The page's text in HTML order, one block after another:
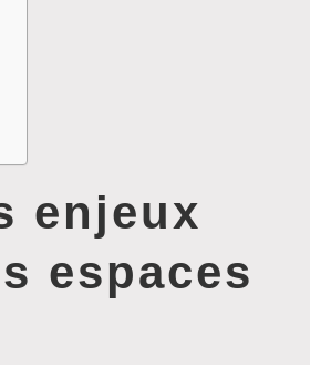
enjeux
espaces